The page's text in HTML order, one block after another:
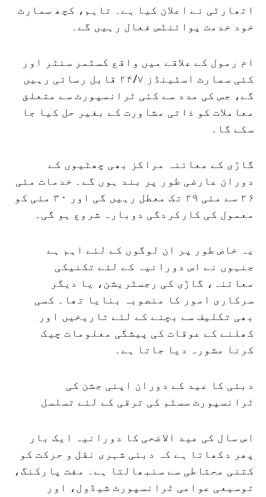
اتھارٹی نے اعلان کیا ہے۔ تاہم، کچھ سمارٹ
خود خدمت پوائنٹس فعال رہیں گے۔
ام رمول کے علاقے میں واقع کسٹمر سنٹر اور
کئی سمارٹ اسٹینڈز ۲۴/۷ قابل رسائی رہیں
گے، جس کی مدد سے کئی ٹرانسپورٹ سے متعلق
معاملات کو ذاتی مشاورت کے بغیر حل کیا جا
سکے گا۔
گاڑی کے معائنہ مراکز بھی چھٹیوں کے
دوران عارضی طور پر بند ہوں گے۔ خدمات مئی
۲۶ سے مئی ۲۹ تک معطل رہیں گی اور ۳۰ مئی کو
معمول کی کارکردگی دوبارہ شروع ہو گی۔
یہ خاص طور پر ان لوگوں کے لئے اہم ہے
جنہوں نے اس دورانیہ کے لئے تکنیکی
معائنہ، گاڑی کی رجسٹریشن، یا دیگر
سرکاری امور کا منصوبہ بنایا تھا۔ کسی
بھی تکلیف سے بچنے کے لئے تاریخیں اور
کھلنے کے عوقات کی پیشگی معلومات چیک
کرنا مشورہ دیا جاتا ہے۔
دبئی کا عید کے دوران اپنی جشن کی
ٹرانسپورٹ سسٹم کی ترقی کے لئے تسلسل
اس سال کی عید الاضحی کا دورانیہ ایک بار
پھر دکھاتا ہے کہ دبئی شہری نقل و حرکت کو
کتنی محتاطی سے سنبھالتا ہے۔ مفت پارکنگ،
توسیعی عوامی ٹرانسپورٹ شیڈول، اور